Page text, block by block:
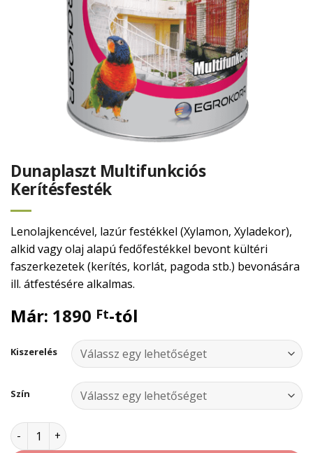
Dunaplaszt Multifunkciós
Kerítésfesték
Lenolajkencével, lazúr festékkel (Xylamon, Xyladekor),
alkid vagy olaj alapú fedőfestékkel bevont kültéri
faszerkezetek (kerítés, korlát, pagoda stb.) bevonására
ill. átfestésére alkalmas.
Már: 1890 Ft-tól
Kiszerelés
Szín
Dunaplaszt Multifunkciós Kerítésfesték mennyiség